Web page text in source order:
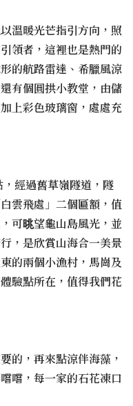
溫暖光芒指引方向，照
領者，這裡也是熱門的
的航路雷達、希臘風涼
有個圓拱小教堂，由儲
上彩色玻璃窗，處處充
經過舊草嶺隧道，隧
雲飛處」二個匾額，值
可晀望龜山島風光，並
，是欣賞山海合一美景
的兩個小漁村，馬崗及
驗點所在，值得我們花
的，再來點涼伴海藻，
嚐，每一家的石花凍口